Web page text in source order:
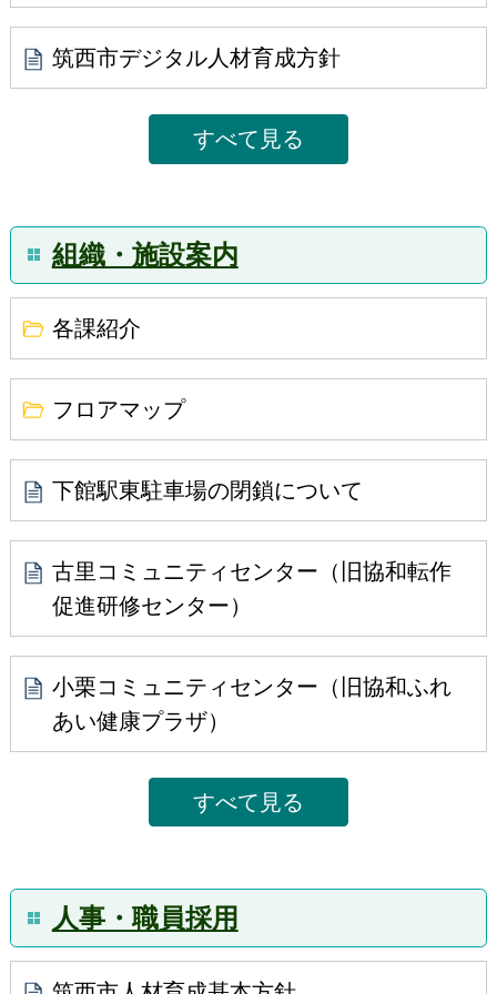
2026年4月2日
令和８年度筑西市シニア世代スマートフォン購入
補助金のお知らせ
令和８年度も実施！自転車乗車用ヘルメット購入
2026年1月14日
【注意喚起】市長になりすましたLINEアカウン
トやメール等について
2026年1月6日
市スマホ教室のテキストの公開について
2025年10月1日
指定管理施設のモニタリング結果を公表します。
（令和６年度のモニタリング結果）
2025年9月2日
電子申請サービスについて
2025年8月12日
令和７年度下妻地方広域事務組合職員採用試験
（令和８年４月１日採用）のご案内
2025年6月25日
後援名義使用の承認取消しについて
自治体情報システムの標準化について
2025年4月1日
筑西市デジタル人材育成方針
すべて見る
組織・施設案内
各課紹介
フロアマップ
下館駅東駐車場の閉鎖について
古里コミュニティセンター（旧協和転作
促進研修センター）
小栗コミュニティセンター（旧協和ふれ
あい健康プラザ）
すべて見る
人事・職員採用